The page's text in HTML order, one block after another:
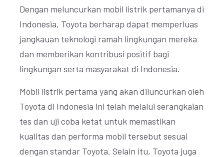
Dengan meluncurkan mobil listrik pertamanya di
Indonesia, Toyota berharap dapat memperluas
jangkauan teknologi ramah lingkungan mereka
dan memberikan kontribusi positif bagi
lingkungan serta masyarakat di Indonesia.
Mobil listrik pertama yang akan diluncurkan oleh
Toyota di Indonesia ini telah melalui serangkaian
tes dan uji coba ketat untuk memastikan
kualitas dan performa mobil tersebut sesuai
dengan standar Toyota. Selain itu, Toyota juga